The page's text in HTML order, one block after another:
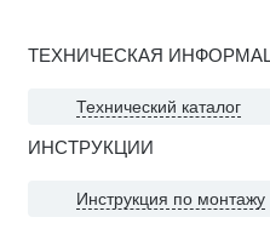
ТЕХНИЧЕСКАЯ
Технический каталог
ИНСТРУКЦИИ
Инструкция по монтажу